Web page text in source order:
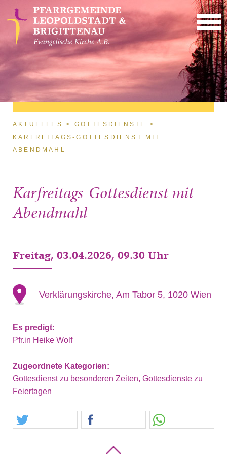
Direkt zum Inhalt
Sie sind hier
AKTUELLES
GOTTESDIENSTE
KARFREITAGS-GOTTESDIENST MIT
ABENDMAHL
Karfreitags-Gottesdienst mit
Abendmahl
Freitag, 03.04.2026, 09.30 Uhr
Verklärungskirche, Am Tabor 5, 1020 Wien
Es predigt:
Pfr.in Heike Wolf
Zugeordnete Kategorien:
Gottesdienst zu besonderen Zeiten, Gottesdienste zu
Feiertagen